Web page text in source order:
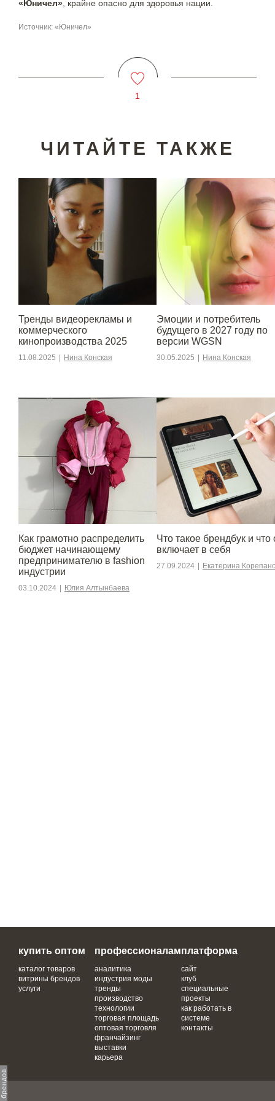
«Юничел» , крайне опасно для здоровья нации.
Источник: «Юничел»
1
ЧИТАЙТЕ ТАКЖЕ
Тренды видеорекламы и
коммерческого
кинопроизводства 2025
11.08.2025 Нина Конская
Эмоции и потребитель
будущего в 2027 году по
версии WGSN
30.05.2025 Нина Конская
Как грамотно распределить
бюджет начинающему
предпринимателю в fashion
индустрии
03.10.2024 Юлия Алтынбаева
Что такое брендбук и что
включает в себя
27.09.2024 Екатерина
купить оптом
каталог товаров
витрины брендов
услуги
профессионалам
аналитика
индустрия моды
тренды
производство
технологии
торговая площадь
оптовая торговля
франчайзинг
выставки
карьера
платформа
сайт
клуб
специальные
проекты
как работать в
системе
контакты